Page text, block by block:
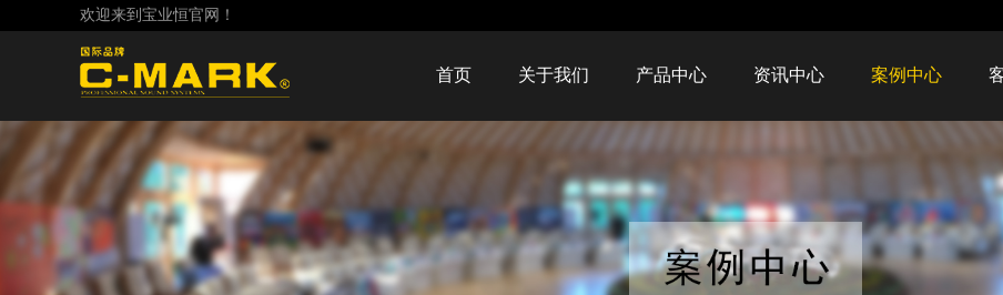
欢迎来到宝业恒官网！
首页 关于我们 产品中心 资讯中心 案例中心